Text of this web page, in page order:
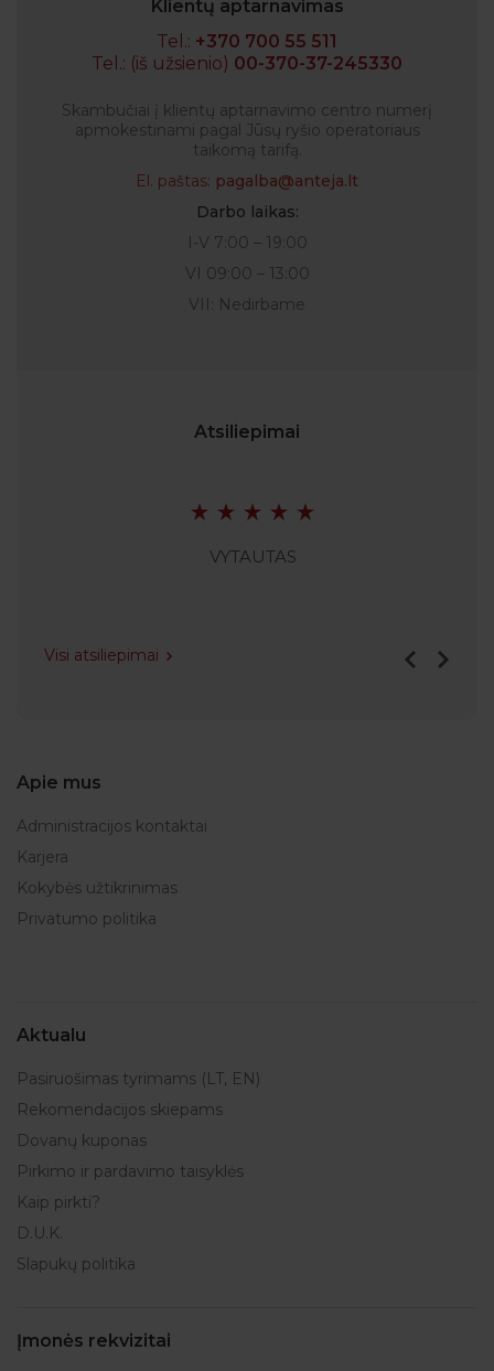
Klientų aptarnavimas
Tel.: +370 700 55 511
Tel.: (iš užsienio) 00-370-37-245330
Skambučiai į klientų aptarnavimo centro numerį
apmokestinami pagal Jūsų ryšio operatoriaus
taikomą tarifą.
El. paštas: pagalba@anteja.lt
Darbo laikas:
I-V 7:00 – 19:00
VI 09:00 – 13:00
VII: Nedirbame
Atsiliepimai
VYTAUTAS
Visi atsiliepimai
Apie mus
Administracijos kontaktai
Karjera
Kokybės užtikrinimas
Privatumo politika
Aktualu
Pasiruošimas tyrimams (LT, EN)
Rekomendacijos skiepams
Dovanų kuponas
Pirkimo ir pardavimo taisyklės
Kaip pirkti?
D.U.K.
Slapukų politika
Įmonės rekvizitai